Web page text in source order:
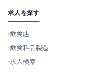
求人を探す
飲食店
飲食料品製造
求人検索